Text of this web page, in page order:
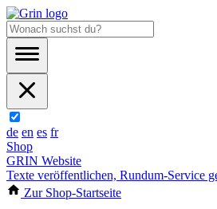
de en es fr
Shop
GRIN Website
Texte veröffentlichen, Rundum-Service
Zur Shop-Startseite